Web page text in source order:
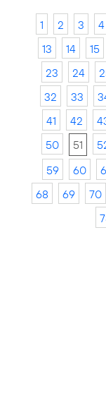
1 2 3 4
13
14 15
23
24
32
33
41
42
50
51
59
60
68
69 70